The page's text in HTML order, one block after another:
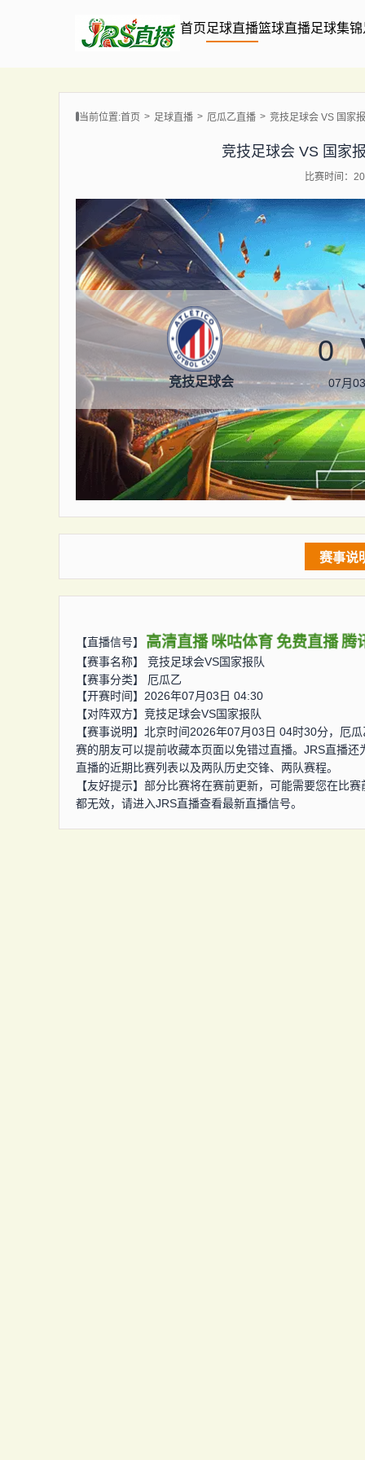
首页足球直播篮球直播足球集锦
当前位置:首页 足球直播 厄瓜乙直播 竞技足球会 VS 国家
竞技足球会 VS 国家
比赛时间：
竞技足球会
0
07月
赛事说
【直播信号】 高清直播 咪咕体育 免费直播 腾
【赛事名称】 竞技足球会VS国家报队
【赛事分类】 厄瓜乙
【开赛时间】2026年07月03日 04:30
【对阵双方】 竞技足球会VS国家报队
【赛事说明】北京时间2026年07月03日 04时30分，厄
赛的朋友可以提前收藏本页面以免错过直播。JRS直播
直播的近期比赛列表以及两队历史交锋、两队赛程。
【友好提示】部分比赛将在赛前更新，可能需要您在比
都无效，请进入JRS直播查看最新直播信号。